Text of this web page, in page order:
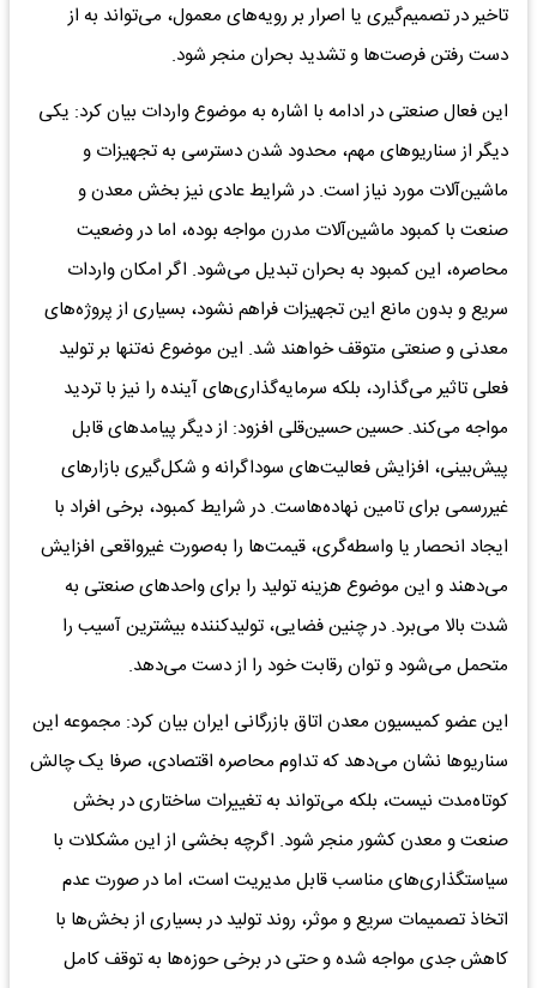
تاخیر در تصمیم‌گیری یا اصرار بر رویه‌های معمول، می‌تواند به از
دست رفتن فرصت‌ها و تشدید بحران منجر شود.
این فعال صنعتی در ادامه با اشاره به موضوع واردات بیان کرد: یکی
دیگر از سناریوهای مهم، محدود شدن دسترسی به تجهیزات و
ماشین‌آلات مورد نیاز است. در شرایط عادی نیز بخش معدن و
صنعت با کمبود ماشین‌آلات مدرن مواجه بوده، اما در وضعیت
محاصره، این کمبود به بحران تبدیل می‌شود. اگر امکان واردات
سریع و بدون مانع این تجهیزات فراهم نشود، بسیاری از پروژه‌های
معدنی و صنعتی متوقف خواهند شد. این موضوع نه‌تنها بر تولید
فعلی تاثیر می‌گذارد، بلکه سرمایه‌گذاری‌های آینده را نیز با تردید
مواجه می‌کند. حسین حسین‌قلی افزود: از دیگر پیامدهای قابل
پیش‌بینی، افزایش فعالیت‌های سوداگرانه و شکل‌گیری بازارهای
غیررسمی برای تامین نهاده‌هاست. در شرایط کمبود، برخی افراد با
ایجاد انحصار یا واسطه‌گری، قیمت‌ها را به‌صورت غیرواقعی افزایش
می‌دهند و این موضوع هزینه تولید را برای واحدهای صنعتی به‌
شدت بالا می‌برد. در چنین فضایی، تولیدکننده بیشترین آسیب را
متحمل می‌شود و توان رقابت خود را از دست می‌دهد.
این عضو کمیسیون معدن اتاق بازرگانی ایران بیان کرد: مجموعه این
سناریوها نشان می‌دهد که تداوم محاصره اقتصادی، صرفا یک چالش
کوتاه‌مدت نیست، بلکه می‌تواند به تغییرات ساختاری در بخش
صنعت و معدن کشور منجر شود. اگرچه بخشی از این مشکلات با
سیاستگذاری‌های مناسب قابل مدیریت است، اما در صورت عدم
اتخاذ تصمیمات سریع و موثر، روند تولید در بسیاری از بخش‌ها با
کاهش جدی مواجه شده و حتی در برخی حوزه‌ها به توقف کامل